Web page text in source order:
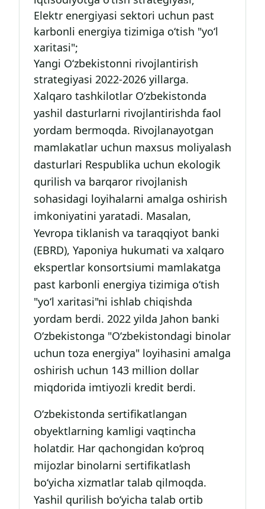
Elektr energiyasi sektori uchun past
karbonli energiya tizimiga o‘tish "yo‘l
xaritasi";
Yangi O‘zbekistonni rivojlantirish
strategiyasi 2022-2026 yillarga.
Xalqaro tashkilotlar O‘zbekistonda
yashil dasturlarni rivojlantirishda faol
yordam bermoqda. Rivojlanayotgan
mamlakatlar uchun maxsus moliyalash
dasturlari Respublika uchun ekologik
qurilish va barqaror rivojlanish
sohasidagi loyihalarni amalga oshirish
imkoniyatini yaratadi. Masalan,
Yevropa tiklanish va taraqqiyot banki
(EBRD), Yaponiya hukumati va xalqaro
ekspertlar konsortsiumi mamlakatga
past karbonli energiya tizimiga o‘tish
"yo‘l xaritasi"ni ishlab chiqishda
yordam berdi. 2022 yilda Jahon banki
O‘zbekistonga "O‘zbekistondagi binolar
uchun toza energiya" loyihasini amalga
oshirish uchun 143 million dollar
miqdorida imtiyozli kredit berdi.
O‘zbekistonda sertifikatlangan
obyektlarning kamligi vaqtincha
holatdir. Har qachongidan ko‘proq
mijozlar binolarni sertifikatlash
bo‘yicha xizmatlar talab qilmoqda.
Yashil qurilish bo‘yicha talab ortib